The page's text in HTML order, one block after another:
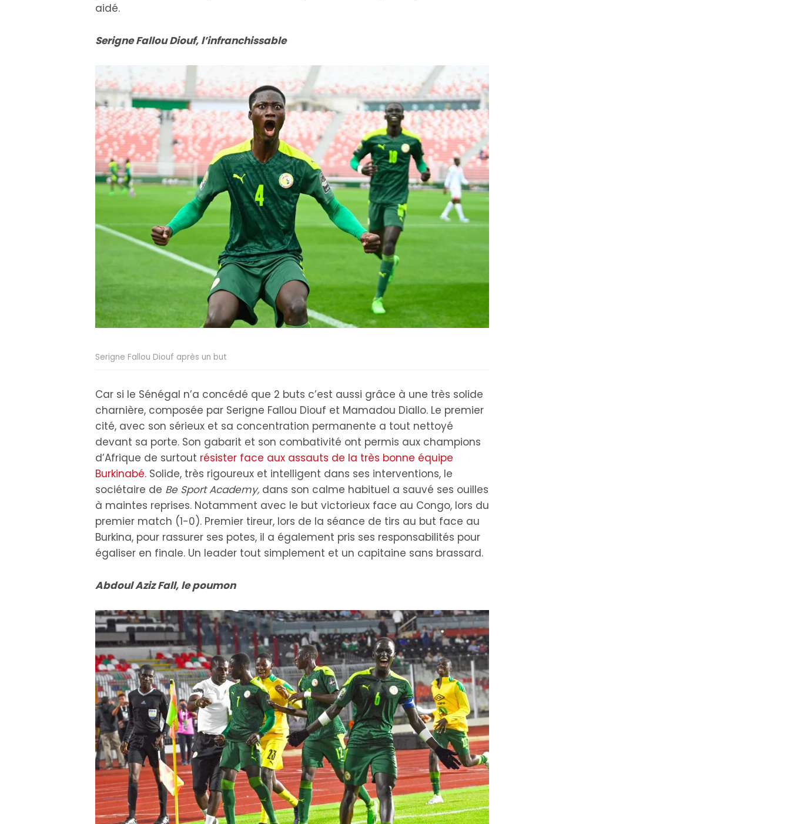
aidé.
Serigne Fallou Diouf, l’infranchissable
Serigne Fallou Diouf après un but
Car si le Sénégal n’a concédé que 2 buts c’est aussi grâce à une très solide
charnière, composée par Serigne Fallou Diouf et Mamadou Diallo. Le premier
cité, avec son sérieux et sa concentration permanente a tout nettoyé
devant sa porte. Son gabarit et son combativité ont permis aux champions
d’Afrique de surtout résister face aux assauts de la très bonne équipe
Burkinabé. Solide, très rigoureux et intelligent dans ses interventions, le
sociétaire de Be Sport Academy, dans son calme habituel a sauvé ses ouilles
à maintes reprises. Notamment avec le but victorieux face au Congo, lors du
premier match (1-0). Premier tireur, lors de la séance de tirs au but face au
Burkina, pour rassurer ses potes, il a également pris ses responsabilités pour
égaliser en finale. Un leader tout simplement et un capitaine sans brassard.
Abdoul Aziz Fall, le poumon